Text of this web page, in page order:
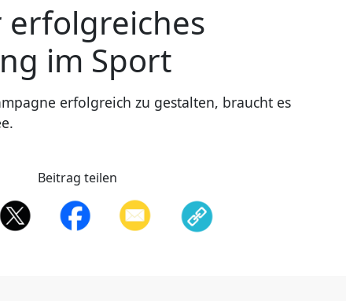
erfolgreiches
im Sport
erfolgreich zu gestalten, braucht es
Beitrag teilen